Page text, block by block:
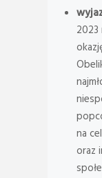
na
oraz